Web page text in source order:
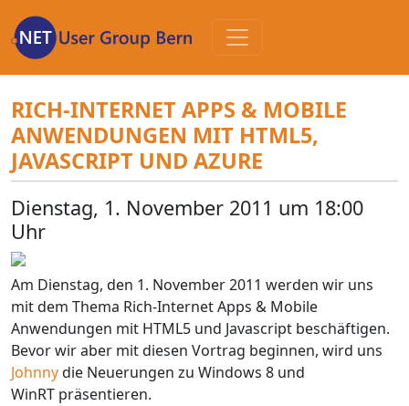
Inhalt
RICH-INTERNET APPS & MOBILE
ANWENDUNGEN MIT HTML5,
JAVASCRIPT UND AZURE
Dienstag, 1. November 2011 um 18:00
Uhr
Am Dienstag, den 1. November 2011 werden wir uns
mit dem Thema Rich-Internet Apps & Mobile
Anwendungen mit HTML5 und Javascript beschäftigen.
Bevor wir aber mit diesen Vortrag beginnen, wird uns
Johnnydie Neuerungen zu Windows 8 und
WinRT präsentieren.